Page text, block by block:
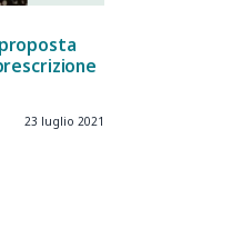
23 luglio 2021